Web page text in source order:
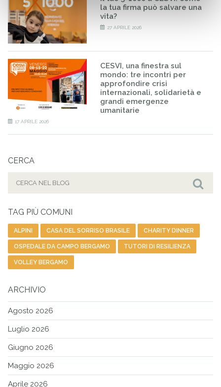
la tua firma può salvare una
vita?
27 APRILE 2026
CESVI, una finestra sul
mondo: tre incontri per
approfondire crisi
internazionali, solidarietà e
grandi emergenze
umanitarie
17 APRILE 2026
CERCA
TAG PIÙ COMUNI
ALPINI CASA DEL SORRISO BRASILE CHARITY DINNER
OSPEDALE DA CAMPO BERGAMO TUTORI DI RESILIENZA
VOLLEY BERGAMO
ARCHIVIO
Agosto 2026
Luglio 2026
Giugno 2026
Maggio 2026
Aprile 2026